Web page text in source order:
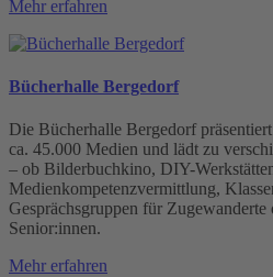
Mehr erfahren
Bücherhalle Bergedorf
Die Bücherhalle Bergedorf
ca. 45.000 Medien und lädt zu
– ob Bilderbuchkino, DIY-
Medienkompetenzvermittlung,
Gesprächsgruppen für
Senior:innen.
Mehr erfahren